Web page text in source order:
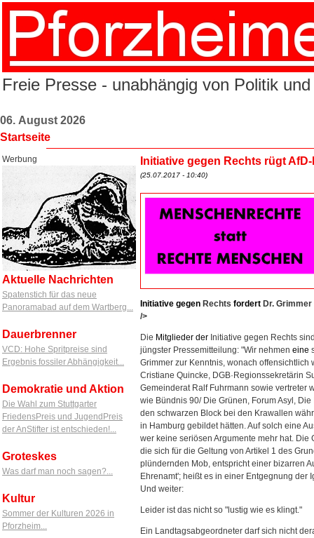
Freie Presse - unabhängig von Politik
06. August 2026
Startseite
Werbung
Aktuelle Nachrichten
Spatenstich für das neue
Panoramabad auf dem Wartberg...
Dauerbrenner
VCD: Hohe Spritpreise sind
Ergebnis fossiler Abhängigkeit...
Demokratie und Aktion
Die Wahl zum Stuttgarter
FriedensPreis und JugendPreis
der AnStifter ist entschieden!...
Groteskes
Was darf man noch sagen?...
Kultur
Sommer der Kulturen 2026 in
Pforzheim...
Initiative gegen Rechts rügt
(25.07.2017 - 10:40)
Initiative gegen Rechts fordert Dr. Grimmer
/>
Die Mitglieder der Initiative gegen Rechts
jüngster Pressemitteilung: "Wir nehmen eine
Grimmer zur Kenntnis, wonach offensichtlich
Cristiane Quincke, DGB·Regionssekretärin
Gemeinderat Ralf Fuhrmann sowie vertreter
wie Bündnis 90/ Die Grünen, Forum Asyl,
den schwarzen Block bei den Krawallen
in Hamburg gebildet hätten. Auf solch eine
wer keine seriösen Argumente mehr hat. Die
die sich für die Geltung von Artikel 1 des
plündernden Mob, entspricht einer bizarren
Ehrenamt'; heißt es in einer Entgegnung der
Und weiter:
Leider ist das nicht so "lustig wie es klingt."
Ein Landtagsabgeordneter darf sich nicht